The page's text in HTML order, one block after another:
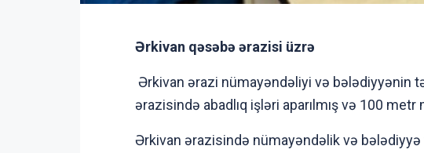
Ərkivan qəsəbə ərazisi üzrə
Ərkivan ərazi nümayəndəliyi və bələdiyyənin
ərazisində abadlıq işləri aparılmış və 100
Ərkivan ərazisində nümayəndəlik və